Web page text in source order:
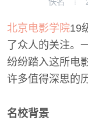
北京电影学院19
了众人的关注。
纷纷踏入这所电
许多值得深思的
名校背景